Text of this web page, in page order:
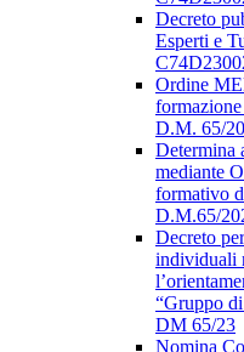
Decreto
Esperti e
Ordine
D.M. 65/
Determina
mediante
formativo
D.M.65/
Decreto
individuali
“Gruppo
DM 65/23
Nomina